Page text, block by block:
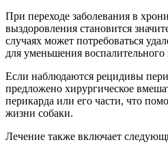
При переходе заболевания в
выздоровления становится
случаях может потребоваться
для уменьшения воспалительного
Если наблюдаются рецидивы
предложено хирургическое
перикарда или его части, что
жизни собаки.
Лечение также включает